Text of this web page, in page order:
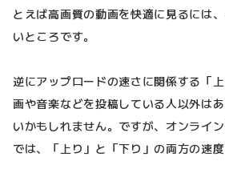
とえば高画質の動画を快適に見るには
いところです。
逆にアップロードの速さに関係する「
画や音楽などを投稿している人以外は
いかもしれません。ですが、オンライ
では、「上り」と「下り」の両方の速度